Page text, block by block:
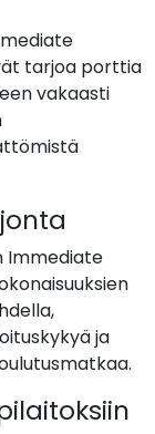
tarjoa porttia
vakaasti
Immediate
ja